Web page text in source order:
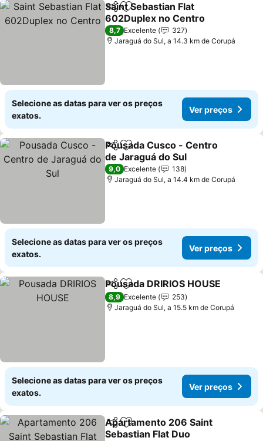
PartilharAdicionar aos favoritos
Saint Sebastian Flat
602Duplex no Centro
8,7 Excelente
327
Jaraguá do Sul, a 14.3 km de Corupá
Selecione as datas para ver os preços
exatos.
Ver preços
PartilharAdicionar aos favoritos
Pousada Cusco - Centro
de Jaraguá do Sul
9,0 Excelente
138
Jaraguá do Sul, a 14.4 km de Corupá
Selecione as datas para ver os preços
exatos.
Ver preços
PartilharAdicionar aos favoritos
Pousada DRIRIOS HOUSE
8,9 Excelente
253
Jaraguá do Sul, a 15.5 km de Corupá
Selecione as datas para ver os preços
exatos.
Ver preços
PartilharAdicionar aos favoritos
Apartamento 206 Saint
Sebastian Flat Duo